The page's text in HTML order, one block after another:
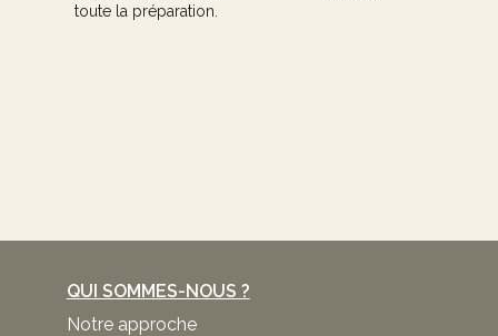
toute la préparation.
QUI SOMMES-NOUS ?
Notre approche